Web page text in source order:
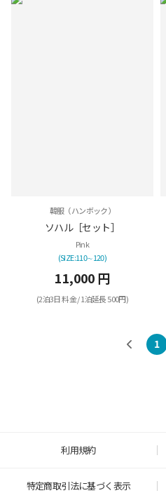
韓服（ハンボック）
ソハル［セット］
Pink
(SIZE:110∼120)
11,000 円
(2泊3日 料金 / 1泊延長 500円)
1
利用規約
特定商取引法に基づく表示